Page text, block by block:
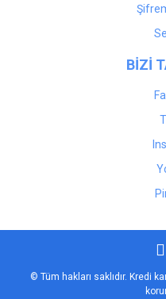
BİZİ
© Tüm hakları saklıdır. Kredi